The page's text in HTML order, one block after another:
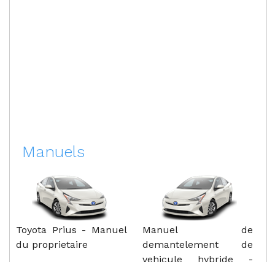
Manuels
Toyota Prius - Manuel
du proprietaire
Manuel de
demantelement de
vehicule hybride -